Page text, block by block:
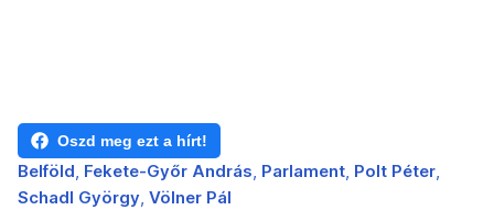
Oszd meg ezt a hírt!
Belföld Fekete-Győr András Parlament Polt Péter
Schadl György Völner Pál